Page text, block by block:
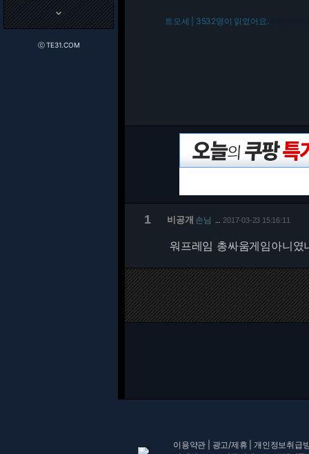
keyboard_arrow_down
ⓒ TE31.COM
트오세 | 3532명이 읽었어요.
1 비공개 손님 2017-03-23 15:16:11
워프레임 총싸움게임아니였
이용약관 광고/제휴 |개인정보취급